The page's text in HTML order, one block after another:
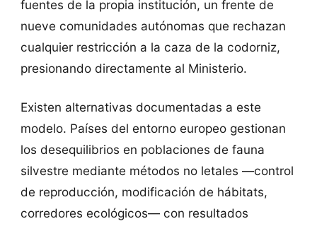
fuentes de la propia institución, un frente de
nueve comunidades autónomas que rechazan
cualquier restricción a la caza de la codorniz,
presionando directamente al Ministerio.
Existen alternativas documentadas a este
modelo. Países del entorno europeo gestionan
los desequilibrios en poblaciones de fauna
silvestre mediante métodos no letales —control
de reproducción, modificación de hábitats,
corredores ecológicos— con resultados